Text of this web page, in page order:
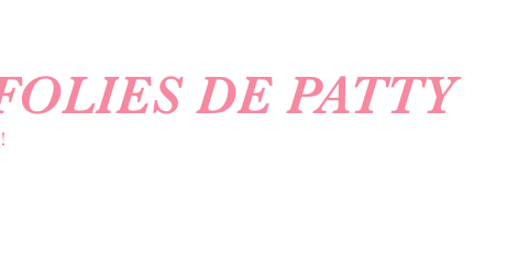
DE PATTY